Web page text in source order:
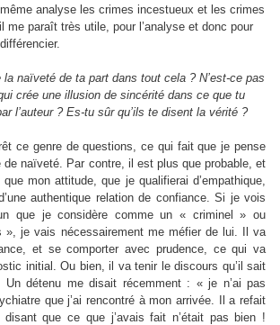
analyse les crimes incestueux et les crimes
me paraît très utile, pour l’analyse et donc pour
la naïveté de ta part dans tout cela ? N’est-ce pas
crée une illusion de sincérité dans ce que tu
l’auteur ? Es-tu sûr qu’ils te disent la vérité ?
ce genre de questions, ce qui fait que je pense
de naïveté. Par contre, il est plus que probable, et
que mon attitude, que je qualifierai d’empathique,
authentique relation de confiance. Si je vois
que je considère comme un « criminel » ou
», je vais nécessairement me méfier de lui. Il va
et se comporter avec prudence, ce qui va
initial. Ou bien, il va tenir le discours qu’il sait
Un détenu me disait récemment : « je n’ai pas
que j’ai rencontré à mon arrivée. Il a refait
que ce que j’avais fait n’était pas bien !